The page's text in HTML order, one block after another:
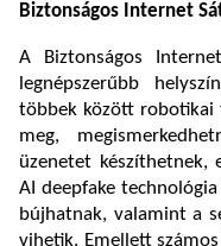
Biztonságos Internet
A Biztonságos
legnépszerűbb
többek között robotikai
meg,
üzenetet készíthetnek,
AI deepfake
bújhatnak, valamint a
vihetik. Emellett